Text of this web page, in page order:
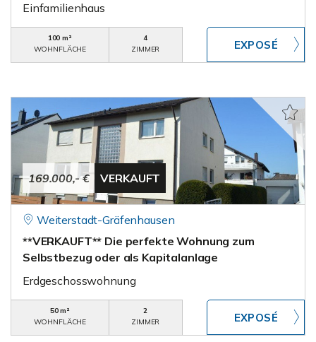
Einfamilienhaus
100 m²
WOHNFLÄCHE
4
ZIMMER
169.000,- € VERKAUFT
Weiterstadt-Gräfenhausen
**VERKAUFT** Die perfekte Wohnung zum
Selbstbezug oder als Kapitalanlage
Erdgeschosswohnung
50 m²
WOHNFLÄCHE
2
ZIMMER